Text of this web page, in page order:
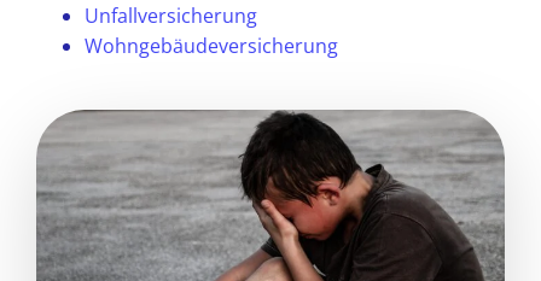
Unfallversicherung
Wohngebäudeversicherung